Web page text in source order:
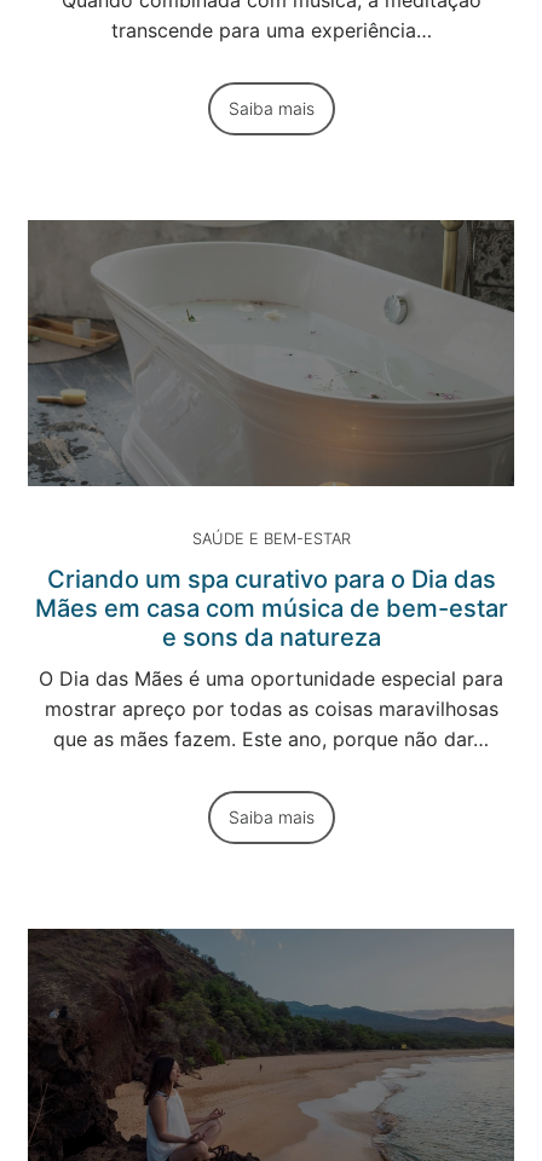
transcende para uma experiência…
Saiba mais
SAÚDE E BEM-ESTAR
Criando um spa curativo para o Dia das
Mães em casa com música de bem-estar
e sons da natureza
O Dia das Mães é uma oportunidade especial para
mostrar apreço por todas as coisas maravilhosas
que as mães fazem. Este ano, porque não dar…
Saiba mais